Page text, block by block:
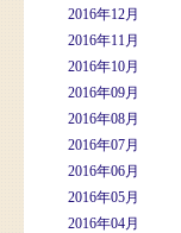
2016年12月
2016年11月
2016年10月
2016年09月
2016年08月
2016年07月
2016年06月
2016年05月
2016年04月